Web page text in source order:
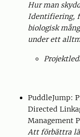
Hur man
Identifiering,
biologisk
under ett
PuddleJump:
Directed
Management
Att förbättra